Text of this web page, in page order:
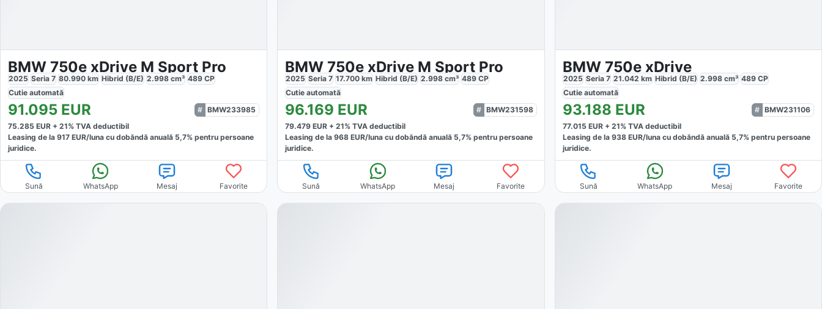
BMW 750e xDrive M Sport Pro
2025 Seria 7 80.990 km Hibrid (B/E) 2.998 cm³ 489 CP
Cutie automată
91.095 EUR
BMW233985
75.285 EUR + 21% TVA deductibil
Leasing de la 917 EUR/luna cu dobăndă anuală 5,7% pentru persoane
juridice.
Sună WhatsApp Mesaj Favorite
BMW 750e xDrive M Sport Pro
2025 Seria 7 17.700 km Hibrid (B/E) 2.998 cm³ 489 CP
Cutieautomată
96.169 EUR
BMW231598
79.479 EUR +21% TVA deductibil
Leasing de la968 EUR/luna cu dobăndă anuală 5,7% pentru persoane
juridice.
Sună WhatsApp Mesaj Favorite
BMW 750e xDrive
2025 Seria 7 21.042 km Hibrid (B/E) 2.998cm³ 489CP
Cutie automată
93.188 EUR
BMW231106
77.015 EUR + 21% TVA deductibil
Leasing de la 938EUR/lunacu dobăndă anuală 5,7% pentru persoane
juridice.
Sună WhatsApp Mesaj Favorite